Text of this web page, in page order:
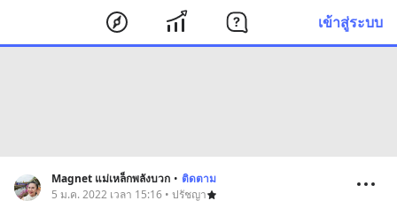
เข้าสู่ระบบ
Magnet แม่เหล็กพลังบวก • ติดตาม
5 ม.ค. 2022 เวลา 15:16 • ปรัชญา